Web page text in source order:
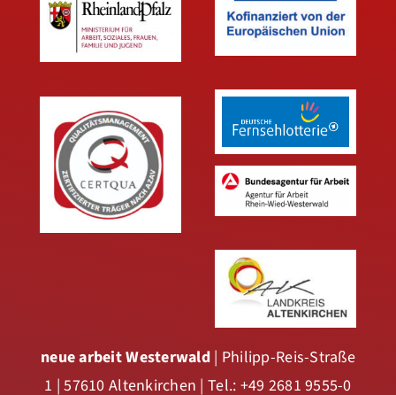
neue arbeit Westerwald | Philipp-Reis-Straße
1 | 57610 Altenkirchen | Tel.: +49 2681 9555-0